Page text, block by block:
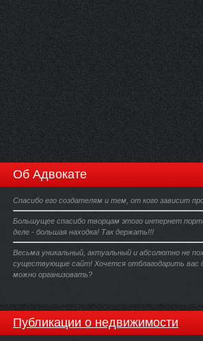
Об Адвокате
Спасибо его создателям и тем, от кого зависит
Большущее спасибо творцам этого интернет
деле - большая находка! Так держать!!!
Весьма уникальный, актуальный и абсолютно не
существующие сайт! Хочется отблагодарить вас
можно организовать?
Публикации о недвижимости